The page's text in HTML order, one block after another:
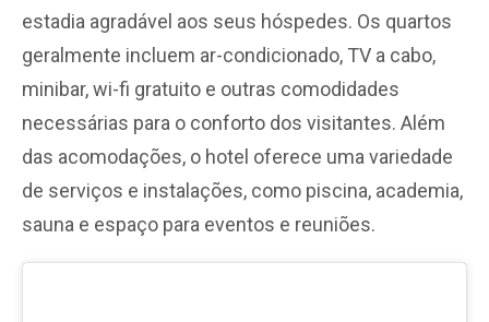
estadia agradável aos seus hóspedes. Os quartos
geralmente incluem ar-condicionado, TV a cabo,
minibar, wi-fi gratuito e outras comodidades
necessárias para o conforto dos visitantes. Além
das acomodações, o hotel oferece uma variedade
de serviços e instalações, como piscina, academia,
sauna e espaço para eventos e reuniões.